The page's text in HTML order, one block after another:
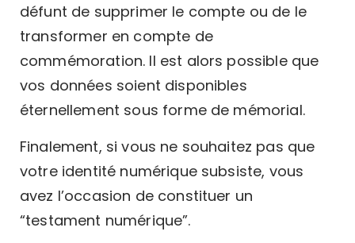
défunt de supprimer le compte ou de le
transformer en compte de
commémoration. Il est alors possible que
vos données soient disponibles
éternellement sous forme de mémorial.
Finalement, si vous ne souhaitez pas que
votre identité numérique subsiste, vous
avez l’occasion de constituer un
“testament numérique”.